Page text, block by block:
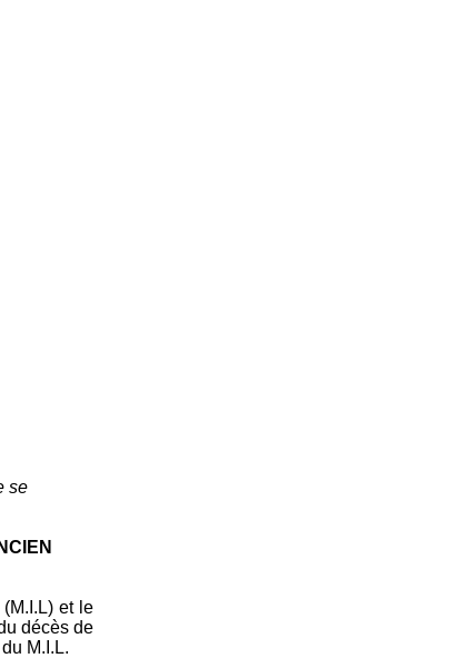
se
et le
décès de
M.I.L.